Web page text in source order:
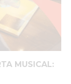
MUSICAL: